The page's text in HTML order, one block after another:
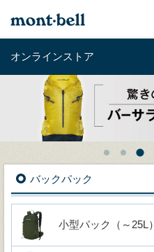
オンラインストア
バックパック
小型パック（～25L）